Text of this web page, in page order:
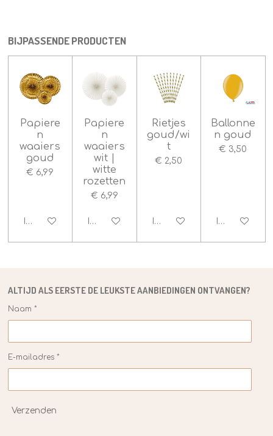
:
5
n n n n
BIJPASSENDE PRODUCTEN
Papiere
n
waaiers
goud
€ 6,99
In winkelwagen
Papiere
n
waaiers
wit |
witte
rozetten
€ 6,99
In winkelwagen
Rietjes
goud/wi
t
€ 2,50
In winkelwagen
Ballonne
n goud
€ 3,50
In
ALTIJD ALS EERSTE DE LEUKSTEAANBIEDINGEN ONTVANGEN?
Naam *
E-mailadres *
Verzenden